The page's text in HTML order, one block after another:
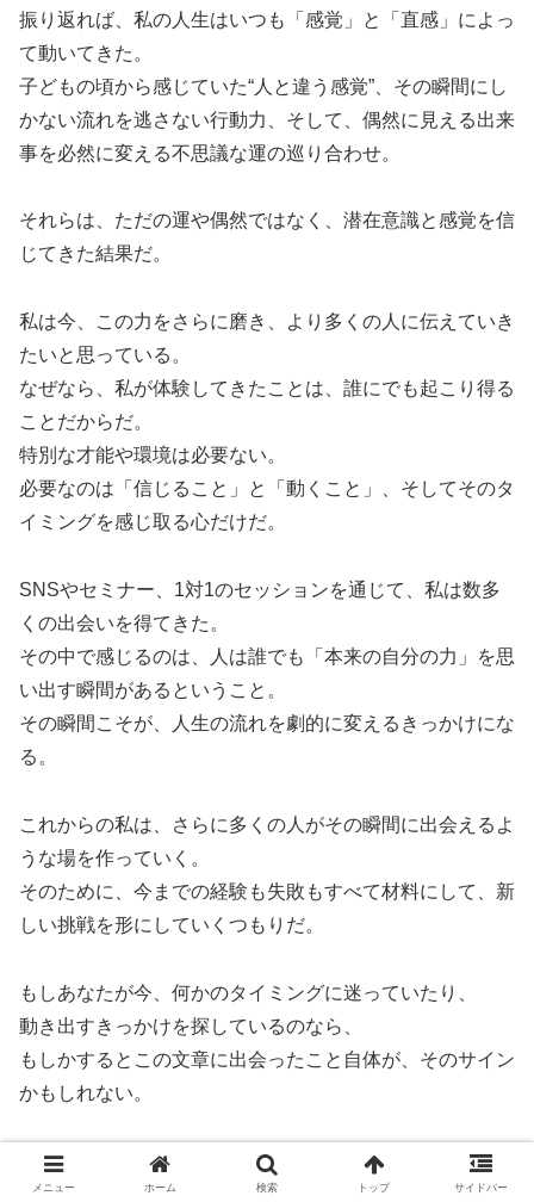
振り返れば、私の人生はいつも「感覚」と「直感」によっ
て動いてきた。
子どもの頃から感じていた“人と違う感覚”、その瞬間にし
かない流れを逃さない行動力、そして、偶然に見える出来
事を必然に変える不思議な運の巡り合わせ。
それらは、ただの運や偶然ではなく、潜在意識と感覚を信
じてきた結果だ。
私は今、この力をさらに磨き、より多くの人に伝えていき
たいと思っている。
なぜなら、私が体験してきたことは、誰にでも起こり得る
ことだからだ。
特別な才能や環境は必要ない。
必要なのは「信じること」と「動くこと」、そしてそのタ
イミングを感じ取る心だけだ。
SNSやセミナー、1対1のセッションを通じて、私は数多
くの出会いを得てきた。
その中で感じるのは、人は誰でも「本来の自分の力」を思
い出す瞬間があるということ。
その瞬間こそが、人生の流れを劇的に変えるきっかけにな
る。
これからの私は、さらに多くの人がその瞬間に出会えるよ
うな場を作っていく。
そのために、今までの経験も失敗もすべて材料にして、新
しい挑戦を形にしていくつもりだ。
もしあなたが今、何かのタイミングに迷っていたり、
動き出すきっかけを探しているのなら、
もしかするとこの文章に出会ったこと自体が、そのサイン
かもしれない。
未来は、いつも今この瞬間から変えられる。
私たちは、偶然に見える必然の中で生きているのだから。
メニュー ホーム 検索 トップ サイドバー